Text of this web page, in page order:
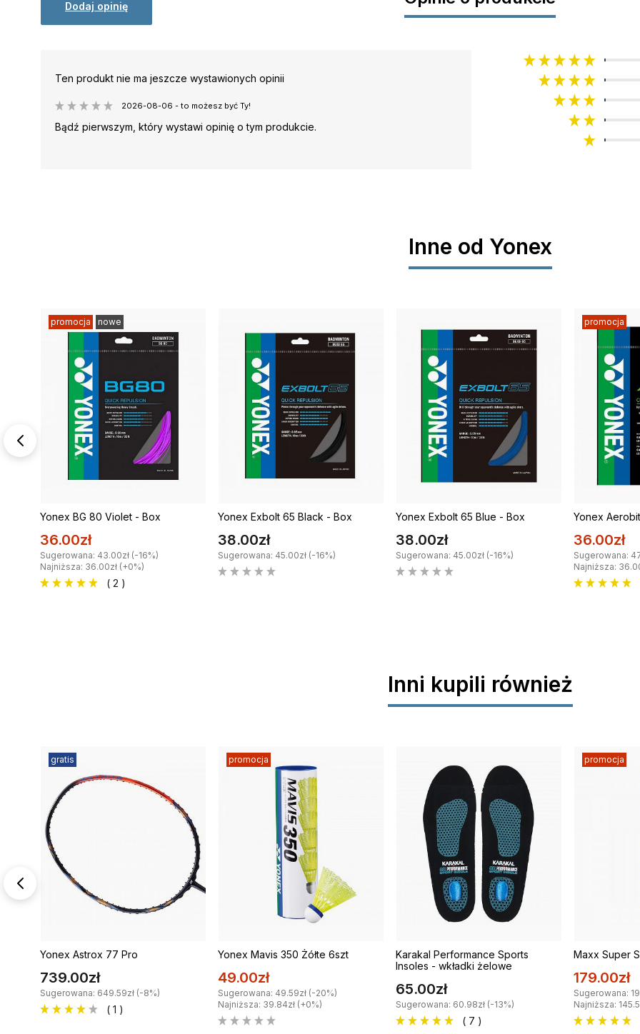
Dodaj opinię
Ten produkt nie ma jeszcze wystawionych opinii
2026-08-06 - to możesz być Ty!
Bądź pierwszym, który wystawi opinię o tym produkcie.
Inne od Yonex
promocja nowe
Yonex BG 80 Violet - Box
36.00zł
Sugerowana: 43.00zł (-16%)
Najniższa: 36.00zł (+0%)
( 2 )
Yonex Exbolt 65 Black - Box
38.00zł
Sugerowana: 45.00zł (-16%)
Yonex Exbolt 65 Blue - Box
38.00zł
Sugerowana: 45.00zł (-16%)
promocja
Yonex
36.00zł
Sugerowana:
Najniższa:
Inni kupili również
gratis
Yonex Astrox 77 Pro
739.00zł
Sugerowana: 649.59zł (-8%)
( 1 )
promocja
Yonex Mavis 350 Żółte 6szt
49.00zł
Sugerowana: 49.59zł (-20%)
Najniższa: 39.84zł (+0%)
Karakal Performance Sports
Insoles - wkładki żelowe
65.00zł
Sugerowana: 60.98zł (-13%)
( 7 )
promocja
Maxx Super
179.00zł
Sugerowana:
Najniższa: